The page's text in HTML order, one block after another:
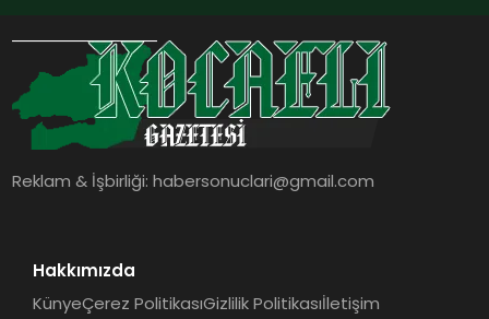
Reklam & İşbirliği:habersonuclari@gmail.com
Hakkımızda
KünyeÇerez PolitikasıGizlilik Politikasıİletişim